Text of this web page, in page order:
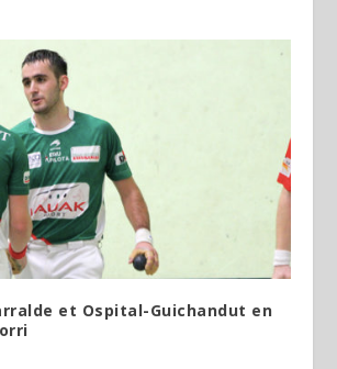
et Ospital-Guichandut en